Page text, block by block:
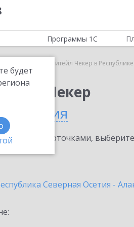
будет
Программы 1С
1C-Ритейл Чекер в
Чекер
карточками,
Северная Осетия -